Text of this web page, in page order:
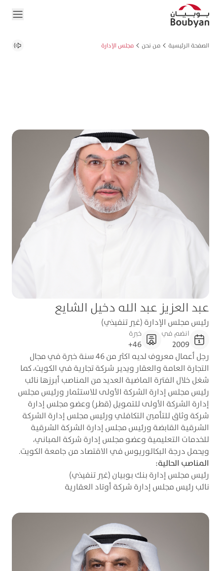
الصفحة الرئيسية من نحن مجلس الإدارة
توجيه الرؤية الاستراتيجية بالخبرة والقيادة.
عبد العزيز عبد الله دخيل الشايع
رئيس مجلس الإدارة (غير تنفيذي)
انضم في
2009
خبرة
46+
رجل أعمال معروف لديه اكثر من 46 سنة خبرة في مجال
التجارة العامة والعقار ويدير شركة تجارية في الكويت، كما
شغل خلال الفترة الماضية العديد من المناصب أبرزها نائب
رئيس مجلس إدارة الشركة الأولى للاستثمار ورئيس مجلس
إدارة الشركة الأولى للتمويل (قطر) وعضو مجلس إدارة
شركة وثاق للتأمين التكافلي ورئيس مجلس إدارة الشركة
الشرقية القابضة ورئيس مجلس إدارة الشركة الشرقية
للخدمات التعليمية وعضو مجلس إدارة شركة المباني،
ويحمل درجة البكالوريوس في الاقتصاد من جامعة الكويت.
المناصب الحالية:
رئيس مجلس إدارة بنك بوبيان (غير تنفيذي)
نائب رئيس مجلس إدارة شركة أوتاد العقارية